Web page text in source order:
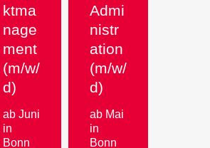
ktma
nage
ment
(m/w/
d)
ab Juni
in
Bonn
Admi
nistr
ation
(m/w/
d)
ab Mai
in
Bonn